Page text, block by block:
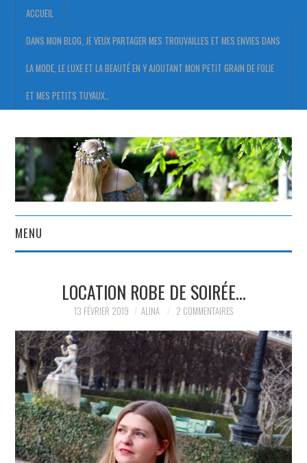
ACCUEIL
DANS MON BLOG, JE VEUX PARTAGER MES TROUVAILLES ET MES ENVIES DANS
LA MODE, LE LUXE ET LA BEAUTÉ EN Y AJOUTANT MON PETIT GRAIN DE FOLIE
ET MES PETITS TUYAUX…
MENU
DANS MON BLOG, JE VEUX
PARTAGER MES
TROUVAILLES ET MES
ENVIES DANS LA MODE, LE
LUXE ET LA BEAUTÉ EN Y
LOCATION ROBE DE SOIRÉE…
13 FÉVRIER 2019 ALINA 2 COMMENTAIRES